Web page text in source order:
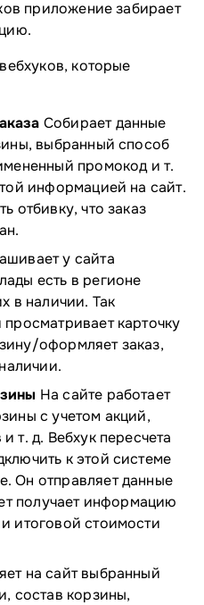
приложение забирает
которые
Собирает данные
выбранный способ
промокод и т.
информацией на сайт.
отбивку, что заказ
у сайта
есть в регионе
в наличии. Так
карточку
оформляет заказ,
На сайте работает
с учетом акций,
т. д. Вебхук пересчета
к этой системе
Он отправляет данные
получает информацию
итоговой стоимости
на сайт выбранный
состав корзины,